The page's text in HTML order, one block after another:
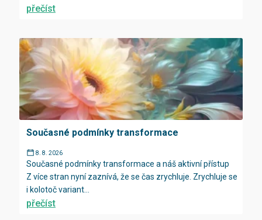
přečíst
Současné podmínky transformace
8. 8. 2026
Současné podmínky transformace a náš aktivní přístup
Z více stran nyní zaznívá, že se čas zrychluje. Zrychluje se
i kolotoč variant...
přečíst